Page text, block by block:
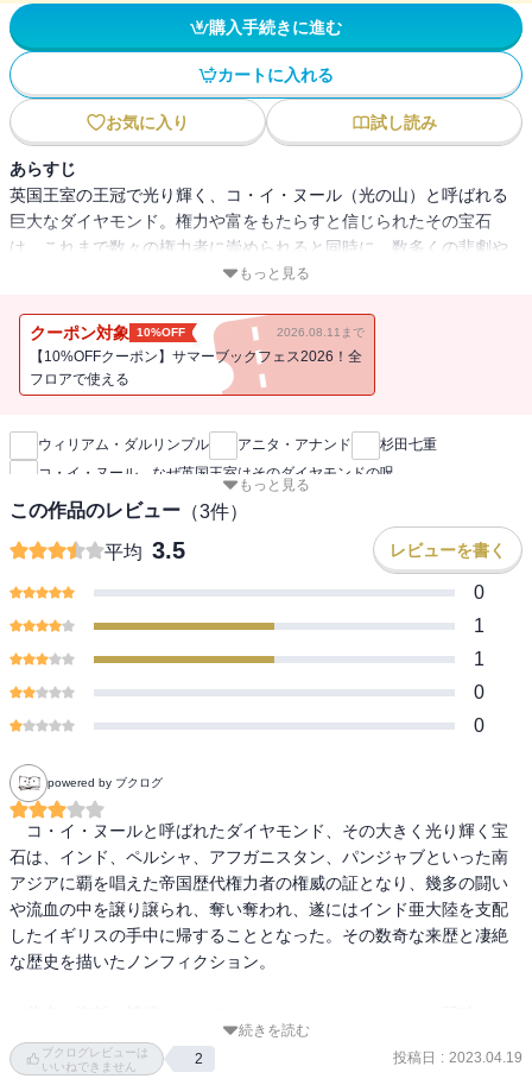
購入手続きに進む
カートに入れる
お気に入り 試し読み
あらすじ
英国王室の王冠で光り輝く、コ・イ・ヌール（光の山）と呼ばれる
巨大なダイヤモンド。権力や富をもたらすと信じられたその宝石
は、これまで数々の権力者に崇められると同時に、数多くの悲劇や
凄惨な出来事を巻き起こしてきた──。豊富な資料を駆使して世界一
／【目次】はじめに／第一部 玉座の宝石／第一章 インド前史の
コ・イ・ヌール／第二章 ムガル帝国のコ・イ・ヌール／第三章
ナーディル・シャー イランのコ・イ・ヌール／第四章 ドゥッラ
ト・シング ラホールのコ・イ・ヌール／第二部 王冠の宝石／第
六章 灰の町／第七章 少年王／第八章 イギリスへの道のり／第
九章 万国博覧会／第十章 最初のカット／第十一章 ヴィクトリ
ア女王の「忠実なる臣民」／第十二章 宝石と王冠／第十三章
「我々はコ・イ・ヌールを取りもどさねばならない」／謝辞／訳者
あとがき／文庫化に寄せて
もっと見る
クーポン対象 10%OFF 2026.08.11まで
【10%OFFクーポン】サマーブックフェス2026！全
フロアで使える
新刊通知
ウィリアム・ダルリンプル アニタ・アナンド
杉田七重
コ・イ・ヌール なぜ英国王室はそのダイヤモンドの呪
もっと見る
この作品のレビュー （3件）
平均 3.5 レビューを書く
0
1
1
0
0
powered by ブクログ
コ・イ・ヌールと呼ばれたダイヤモンド、その大きく光り輝く宝
石は、インド、ペルシャ、アフガニスタン、パンジャブといった南
アジアに覇を唱えた帝国歴代権力者の権威の証となり、幾多の闘い
や流血の中を譲り譲られ、奪い奪われ、遂にはインド亜大陸を支配
したイギリスの手中に帰することとなった。その数奇な来歴と凄絶
な歴史を描いたノンフィクション。
の登場を明らかにすることはできず、ある時点でムガール帝国の所
有となったとしか言えないらしい。
続きを読む
ブクログレビューは
いいねできません
2 投稿日 : 2023.04.19